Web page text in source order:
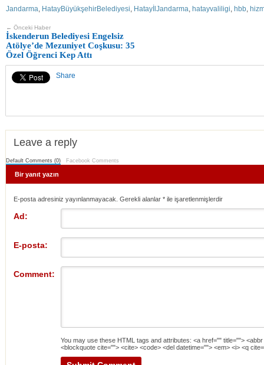
Jandarma HatayBüyükşehirBelediyesi HatayİlJandarma hatayvaliligi hbb
← Önceki Haber
İskenderun Belediyesi Engelsiz
Atölye’de Mezuniyet Coşkusu: 35
Özel Öğrenci Kep Attı
Share
Leave a reply
Default Comments (0) Facebook Comments
Bir yanıt yazın
E-posta adresiniz yayınlanmayacak. Gerekli alanlar * ile işaretlenmişlerdir
Ad:
E-posta:
Comment:
You may use these HTML tags and attributes: <a href="" title="">
<blockquote cite=""> <cite> <code> <del datetime=""> <em> <i> <q